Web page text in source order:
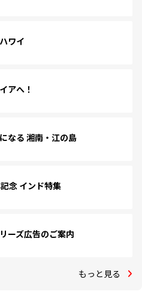
ワイ
アへ！
なる 湘南・江の島
念 インド特集
ーズ広告のご案内
もっと見る